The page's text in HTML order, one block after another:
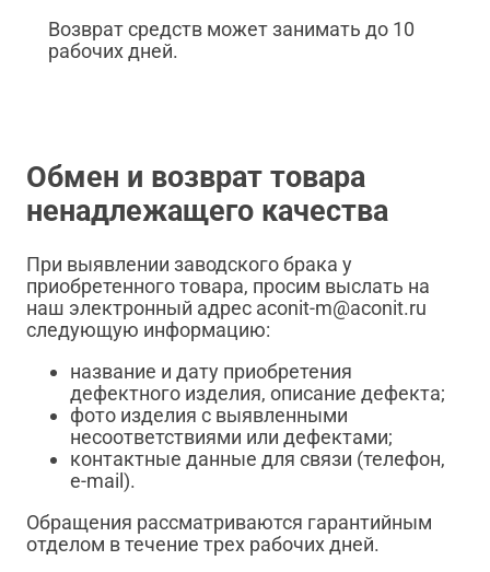
Возврат средств может занимать до 10
рабочих дней.
Обмен и возврат товара
ненадлежащего качества
При выявлении заводского брака у
приобретенного товара, просим выслать на
наш электронный адрес aconit-m@aconit.ru
следующую информацию:
название и дату приобретения
дефектного изделия, описание дефекта;
фото изделия с выявленными
несоответствиями или дефектами;
контактные данные для связи (телефон,
e-mail).
Обращения рассматриваются гарантийным
отделом в течение трех рабочих дней.